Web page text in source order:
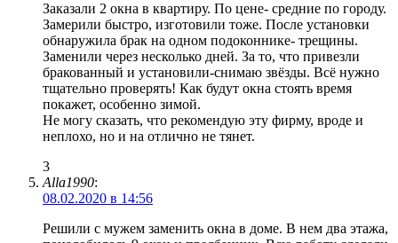
Заказали 2 окна в квартиру. По цене- средние по городу.
Замерили быстро, изготовили тоже. После установки
обнаружила брак на одном подоконнике- трещины.
Заменили через несколько дней. За то, что привезли
бракованный и установили-снимаю звёзды. Всё нужно
тщательно проверять! Как будут окна стоять время
покажет, особенно зимой.
Не могу сказать, что рекомендую эту фирму, вроде и
неплохо, но и на отлично не тянет.
3
Alla1990:
08.02.2020 в 14:56
Решили с мужем заменить окна в доме. В нем два этажа,